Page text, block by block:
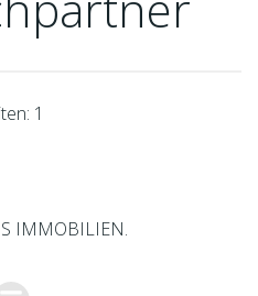
Seite
1
IMMOBILIEN.